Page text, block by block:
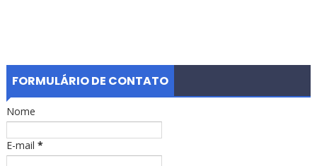
FORMULÁRIO DE CONTATO
Nome
E-mail *